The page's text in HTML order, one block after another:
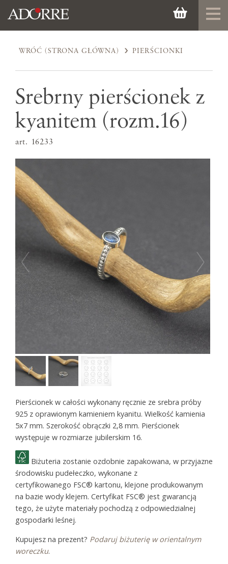
WRÓĆ (STRONA GŁÓWNA) PIERŚCIONKI
Srebrny pierścionek z
kyanitem (rozm.16)
art. 16233
Pierścionek w całości wykonany ręcznie ze srebra próby
925 z oprawionym kamieniem kyanitu. Wielkość kamienia
5x7 mm. Szerokość obrączki 2,8 mm. Pierścionek
występuje w rozmiarze jubilerskim 16.
Biżuteria zostanie ozdobnie zapakowana, w przyjazne
środowisku pudełeczko, wykonane z
certyfikowanego FSC® kartonu, klejone produkowanym
na bazie wody klejem. Certyfikat FSC® jest gwarancją
tego, że użyte materiały pochodzą z odpowiedzialnej
gospodarki leśnej.
Kupujesz na prezent? Podaruj biżuterię w orientalnym
woreczku.